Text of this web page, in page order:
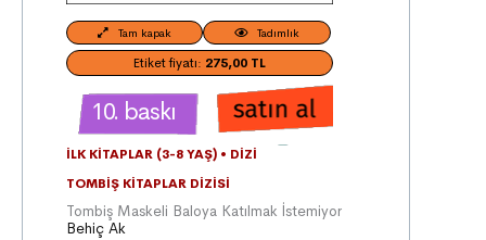
Tam kapak Tadımlık
Etiket fiyatı: 275,00 TL
10. baskı
İLK KITAPLAR (3-8 YAŞ) • DIZI
TOMBIŞ KITAPLAR DIZISI
Tombiş Maskeli Baloya Katılmak İstemiyor
Behiç Ak